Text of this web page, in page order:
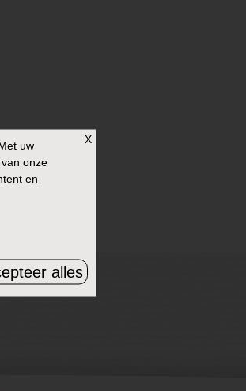
X
uw
onze
en
alles